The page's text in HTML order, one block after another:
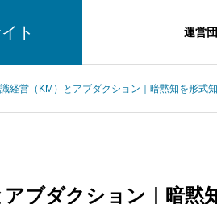
ト 運営
経営（KM）とアブダクション｜暗黙知を形式
ブダクション｜暗黙